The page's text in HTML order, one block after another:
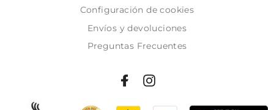
Configuración de cookies
Envíos y devoluciones
Preguntas Frecuentes